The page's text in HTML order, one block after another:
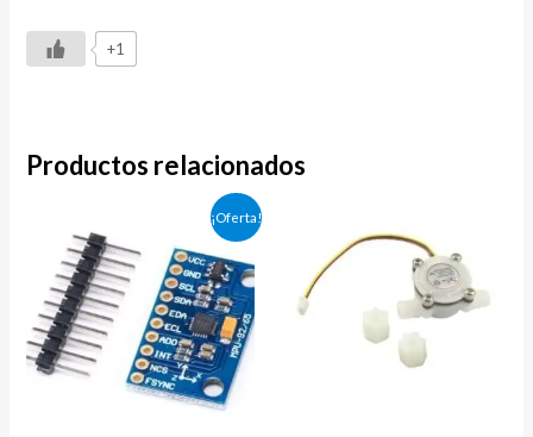
+1
Productos relacionados
¡Oferta!
precio
original
era:
$ 5.52.
actual
es:
$ 4.07.